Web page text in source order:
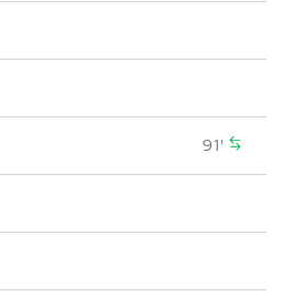
91'